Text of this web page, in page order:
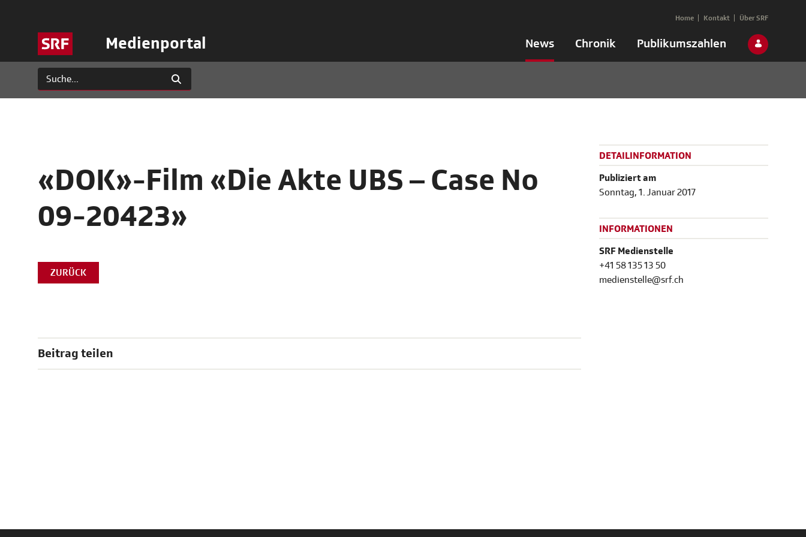
Medienportal News Chronik Publikumszahlen
Home Kontakt Über SRF
«DOK»-Film «Die Akte UBS – Case No
09-20423»
ZURÜCK
Beitrag teilen
DETAILINFORMATION
Publiziert am
Sonntag, 1. Januar 2017
INFORMATIONEN
SRF Medienstelle
+41 58 135 13 50
medienstelle@srf.ch